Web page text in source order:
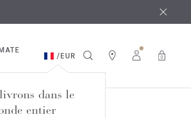
/EUR 0
dans le
entier